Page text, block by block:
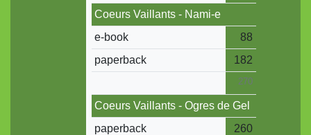
Coeurs Vaillants - Nami-e
e-book
88
paperback
182
270
Coeurs Vaillants - Ogres de Gel
paperback
260